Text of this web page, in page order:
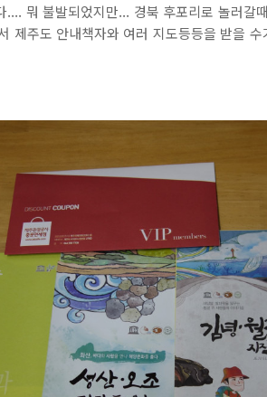
뭐 불발되었지만... 경북 후포리로 놀러갈
제주도 안내책자와 여러 지도등등을 받을